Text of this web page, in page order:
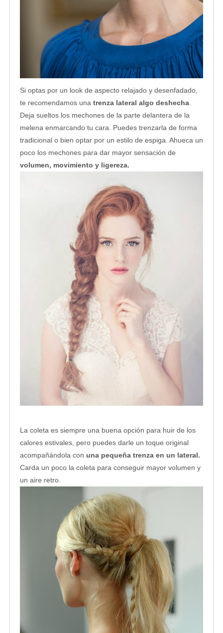
Si optas por un look de aspecto relajado y desenfadado,
te recomendamos una trenza lateral algo deshecha
Deja sueltos los mechones de la parte delantera de la
melena enmarcando tu cara. Puedes trenzarla de forma
tradicional o bien optar por un estilo de espiga. Ahueca un
poco los mechones para dar mayor sensación de
volumen, movimiento y ligereza.
La coleta es siempre una buena opción para huir de los
calores estivales, pero puedes darle un toque original
acompañándola con una pequeña trenza en un lateral.
Carda un poco la coleta para conseguir mayor volumen y
un aire retro.